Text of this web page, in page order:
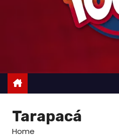
Tarapacá
Home